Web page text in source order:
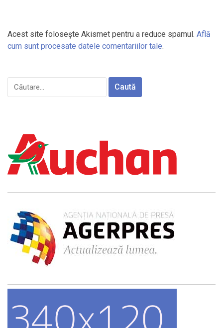
Acest site folosește Akismet pentru a reduce spamul. Află
cum sunt procesate datele comentariilor tale.
Caută
după: